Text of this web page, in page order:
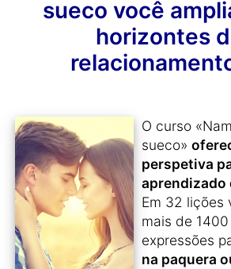
sueco você
horizontes
O curso
sueco»
perspetiva
aprendizado
Em 32 lições
mais de
expressões
na paquera